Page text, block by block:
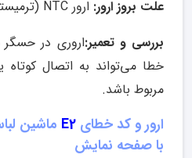
علت بروز ارور: ارور NTC (ترمیستور)
بررسی و تعمیر:اروری در
خطا می‌تواند به اتصال کوتاه
مربوط باشد.
ارور و کد خطای E2
با صفحه نمایش